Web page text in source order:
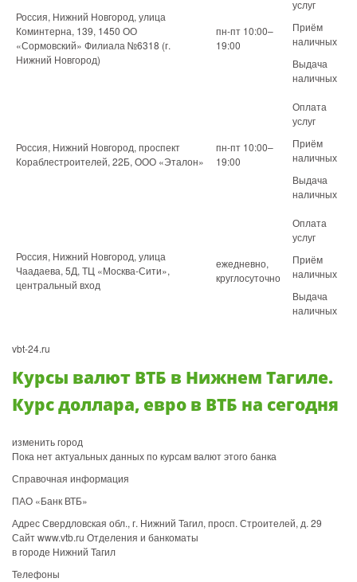
Россия, Нижний Новгород, улица
Коминтерна, 139, 1450 ОО
«Сормовский» Филиала №6318 (г.
Нижний Новгород)
пн-пт 10:00–
19:00
услуг
Приём
наличных
Выдача
наличных
Россия, Нижний Новгород, проспект
Кораблестроителей, 22Б, ООО «Эталон»
пн-пт 10:00–
19:00
Оплата
услуг
Приём
наличных
Выдача
наличных
Россия, Нижний Новгород, улица
Чаадаева, 5Д, ТЦ «Москва-Сити»,
центральный вход
ежедневно,
круглосуточно
Оплата
услуг
Приём
наличных
Выдача
наличных
vbt-24.ru
Курсы валют ВТБ в Нижнем Тагиле.
Курс доллара, евро в ВТБ на сегодня
изменить город
Пока нет актуальных данных по курсам валют этого банка
Справочная информация
ПАО «Банк ВТБ»
Адрес Свердловская обл., г. Нижний Тагил, просп. Строителей, д. 29
Сайт www.vtb.ru Отделения и банкоматы
в городе Нижний Тагил
Телефоны